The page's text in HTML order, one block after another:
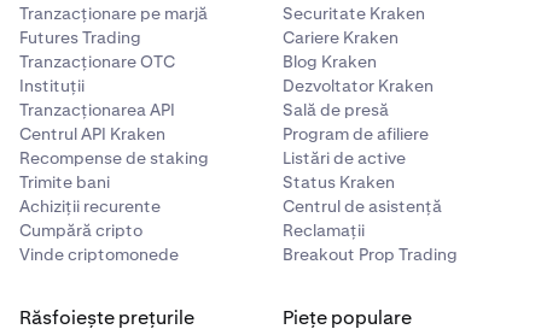
Tranzacționare pe marjă
Futures Trading
Tranzacționare OTC
Instituții
Tranzacționarea API
Centrul API Kraken
Recompense de staking
Trimite bani
Achiziții recurente
Cumpără cripto
Vinde criptomonede
Securitate Kraken
Cariere Kraken
Blog Kraken
Dezvoltator Kraken
Sală de presă
Program de afiliere
Listări de active
Status Kraken
Centrul de asistență
Reclamații
Breakout Prop Trading
Răsfoiește prețurile Piețe populare